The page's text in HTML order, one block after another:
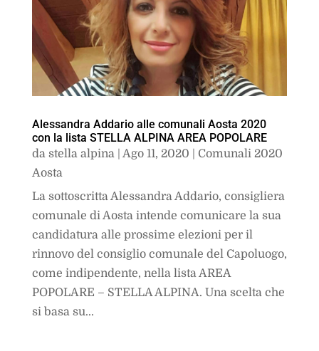
Alessandra Addario alle comunali Aosta 2020
con la lista STELLA ALPINA AREA POPOLARE
da stella alpina| Ago 11, 2020
Comunali 2020
Aosta
La sottoscritta Alessandra Addario, consigliera
comunale di Aosta intende comunicare la sua
candidatura alle prossime elezioni per il
rinnovo del consiglio comunale del Capoluogo,
come indipendente, nella lista AREA
POPOLARE – STELLA ALPINA. Una scelta che
si basa su...